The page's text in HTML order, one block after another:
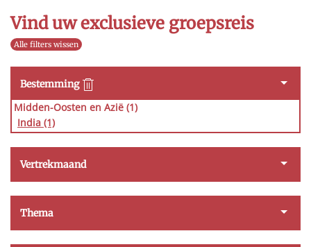
Vind uw exclusieve groepsreis
Alle filters wissen
Bestemming
Midden-Oosten en Azië (1)
India (1)
Vertrekmaand
Thema